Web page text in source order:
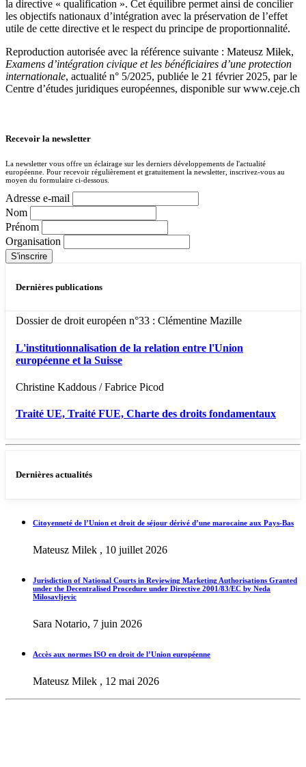
la directive « qualification ». Cet équilibre permet ainsi de concilier
les objectifs nationaux d’intégration avec la préservation de l’effet
utile de cette directive et le respect du principe de proportionnalité.
Reproduction autorisée avec la référence suivante : Mateusz Miłek,
Examens d’intégration civique et les bénéficiaires d’une protection
internationale, actualité n° 5/2025, publiée le 21 février 2025, par le
Centre d’études juridiques européennes, disponible sur www.ceje.ch
Recevoir la newsletter
La newsletter vous offre un éclairage sur les derniers développements de l'actualité
européenne. Pour recevoir régulièrement et gratuitement la newsletter, inscrivez-vous au
moyen du formulaire ci-dessous.
Adresse e-mail
Nom
Prénom
Organisation
Dernières publications
Dossier de droit européen n°33 : Clémentine Mazille
L'institutionnalisation de la relation entre l'Union
européenne et la Suisse
Christine Kaddous / Fabrice Picod
Traité UE, Traité FUE, Charte des droits fondamentaux
Dernières actualités
Citoyenneté de l’Union et droit de séjour dérivé d’une marocaine aux Pays-Bas
Mateusz Milek , 10 juillet 2026
Jurisdiction of National Courts in Reviewing Marketing Authorisations Granted
under the Decentralised Procedure under Directive 2001/83/EC by Neda
Milosavljevic
Sara Notario, 7 juin 2026
Accès aux normes ISO en droit de l’Union européenne
Mateusz Milek , 12 mai 2026